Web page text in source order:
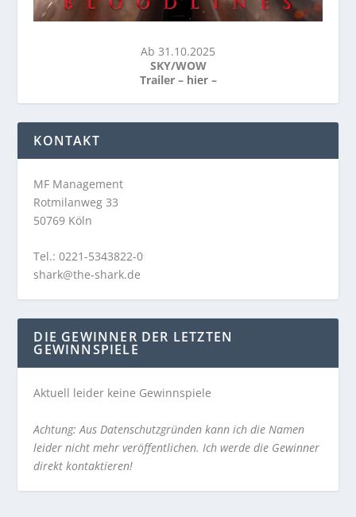
Ab 31.10.2025
SKY/WOW
Trailer – hier –
KONTAKT
MF Management
Rotmilanweg 33
50769 Köln
Tel.: 0221-5343822-0
shark@the-shark.de
DIE GEWINNER DER LETZTEN
GEWINNSPIELE
Aktuell leider keine Gewinnspiele
Achtung: Aus Datenschutzgründen kann ich die Namen
leider nicht mehr veröffentlichen. Ich werde die Gewinner
direkt kontaktieren!